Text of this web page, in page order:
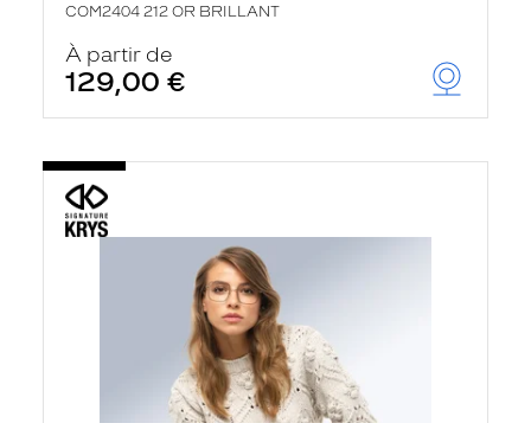
COM2404 212 OR BRILLANT
À partir de
129,00 €